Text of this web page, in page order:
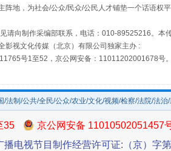
最大的光氢储一体化项目
地，为社会/公众/民众/公民人才铺垫一个话语权
请向制作采编部联系，电话：010-89525216。本
影视文化传媒（北京）有限公司独家主办 :
号1至52，京公网安备：11011202001678号。
/法制/公共/全民/公众/农业/文化/视频/检察/法院/法治/
35
京公网安备 11010502051457
播电视节目制作经营许可证:（京）字